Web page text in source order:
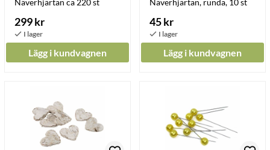
Näverhjärtan ca 220 st
299 kr
Lägg i kundvagnen
Näverhjärtan, runda, 10 st
45 kr
Lägg i kundvagnen